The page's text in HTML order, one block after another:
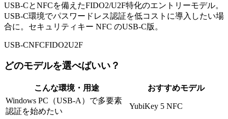
USB-CとNFCを備えたFIDO2/U2F特化のエントリーモデル。
USB-C環境でパスワードレス認証を低コストに導入したい場
合に。セキュリティキー NFC のUSB-C版。
USB-CNFCFIDO2U2F
どのモデルを選べばいい？
こんな環境・用途
おすすめモデル
Windows PC（USB-A）で多要素
認証を始めたい
YubiKey 5 NFC